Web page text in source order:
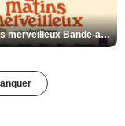
Les Matins merveilleux Bande-annonce VF